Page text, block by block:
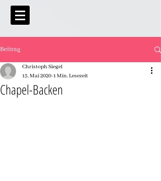
Beitrag
Chapel-Backen
Christoph Siegel
15. Mai 2020 1 Min. Lesezeit